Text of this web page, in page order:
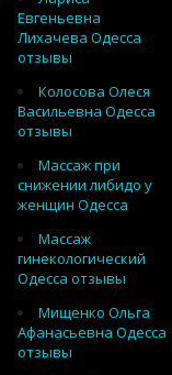
Евгеньевна
Лихачева Одесса
отзывы
Колосова Олеся
Васильевна Одесса
отзывы
Массаж при
снижении либидо у
женщин Одесса
Массаж
гинекологический
Одесса отзывы
Мищенко Ольга
Афанасьевна Одесса
отзывы